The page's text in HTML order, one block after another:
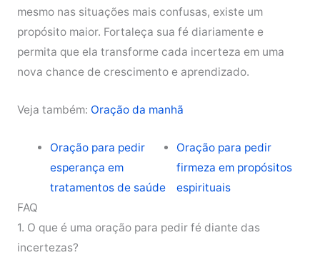
mesmo nas situações mais confusas, existe um
propósito maior. Fortaleça sua fé diariamente e
permita que ela transforme cada incerteza em uma
nova chance de crescimento e aprendizado.
Veja também: Oração da manhã
Oração para pedir
esperança em
tratamentos de saúde
Oração para pedir
firmeza em propósitos
espirituais
FAQ
1. O que é uma oração para pedir fé diante das
incertezas?